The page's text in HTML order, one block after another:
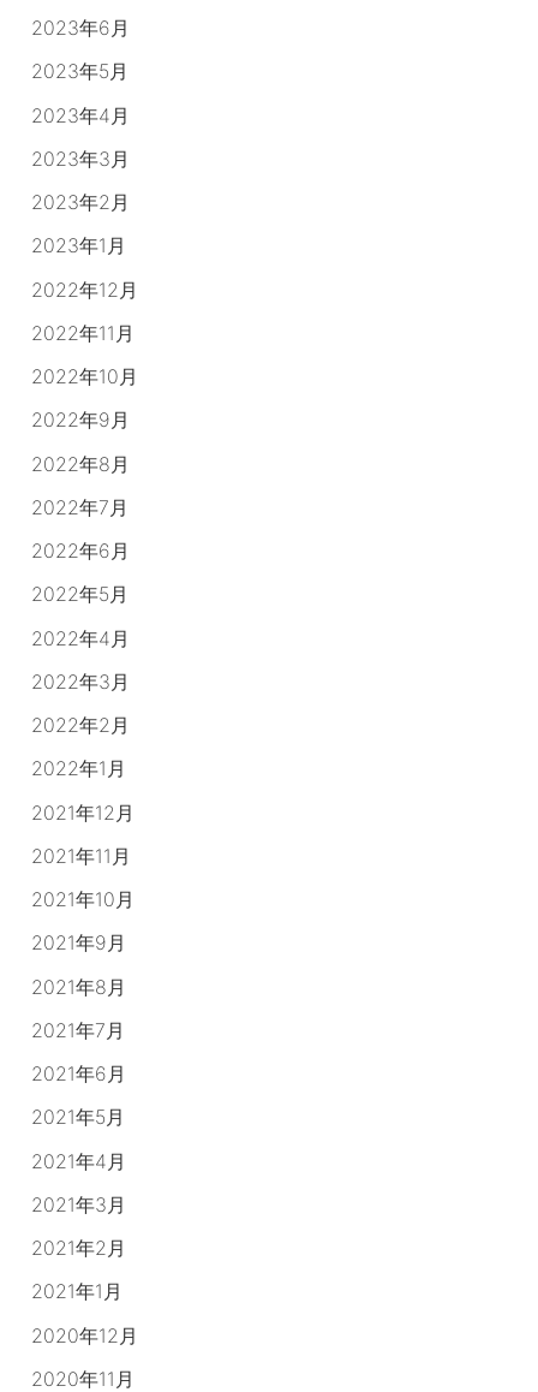
2023年6月
2023年5月
2023年4月
2023年3月
2023年2月
2023年1月
2022年12月
2022年11月
2022年10月
2022年9月
2022年8月
2022年7月
2022年6月
2022年5月
2022年4月
2022年3月
2022年2月
2022年1月
2021年12月
2021年11月
2021年10月
2021年9月
2021年8月
2021年7月
2021年6月
2021年5月
2021年4月
2021年3月
2021年2月
2021年1月
2020年12月
2020年11月